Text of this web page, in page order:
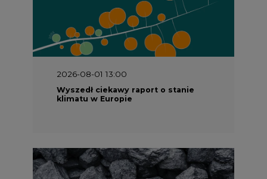
2026-08-01 13:00
Wyszedł ciekawy raport o stanie
klimatu w Europie